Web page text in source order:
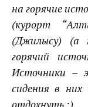
на горячие
(курорт “
(Джилысу) (а
горячий
Источники –
сидения в
отдохнуть :) .